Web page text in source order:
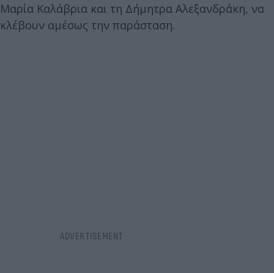
Μαρία Καλάβρια και τη Δήμητρα Αλεξανδράκη, να
κλέβουν αμέσως την παράσταση.